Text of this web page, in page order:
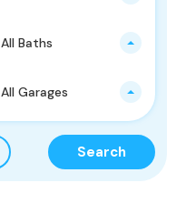
All Baths
All Garages
Search